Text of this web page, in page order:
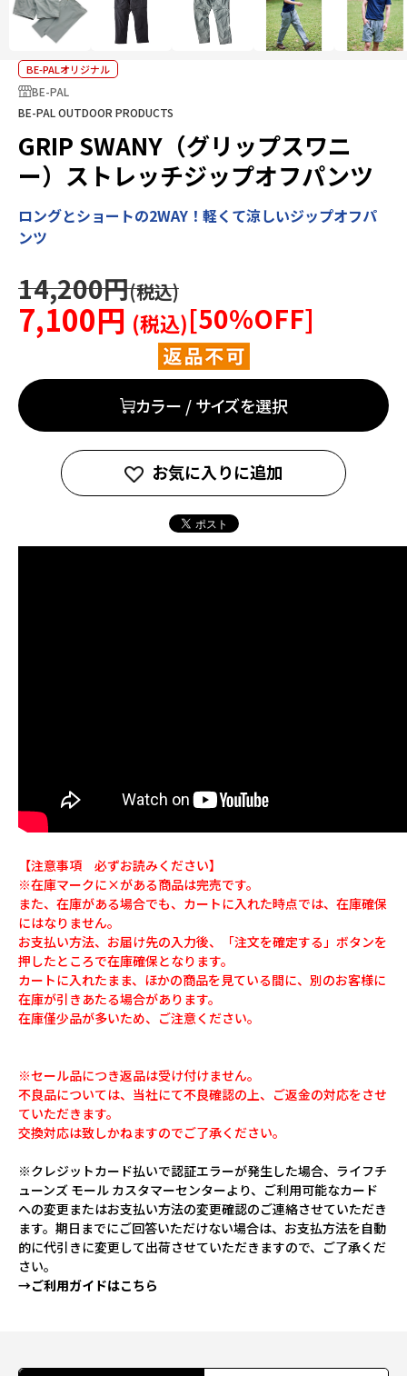
BE-PALオリジナル
BE-PAL
BE-PAL OUTDOOR PRODUCTS
GRIP SWANY（グリップスワニ
ー）ストレッチジップオフパンツ
ロングとショートの2WAY！軽くて涼しいジップオフパ
ンツ
14,200円
7,100円 [50%OFF]
カラー / サイズを選択
お気に入りに追加
【注意事項 必ずお読みください】
※在庫マークに×がある商品は完売です。
また、在庫がある場合でも、カートに入れた時点では、在庫確保
にはなりません。
お支払い方法、お届け先の入力後、「注文を確定する」ボタンを
押したところで在庫確保となります。
カートに入れたまま、ほかの商品を見ている間に、別のお客様に
在庫が引きあたる場合があります。
在庫僅少品が多いため、ご注意ください。
※セール品につき返品は受け付けません。
不良品については、当社にて不良確認の上、ご返金の対応をさせ
ていただきます。
交換対応は致しかねますのでご了承ください。
※クレジットカード払いで認証エラーが発生した場合、ライフチ
ューンズ モール カスタマーセンターより、ご利用可能なカード
への変更またはお支払い方法の変更確認のご連絡させていただき
ます。期日までにご回答いただけない場合は、お支払方法を自動
的に代引きに変更して出荷させていただきますので、ご了承くだ
さい。
→ご利用ガイドはこちら